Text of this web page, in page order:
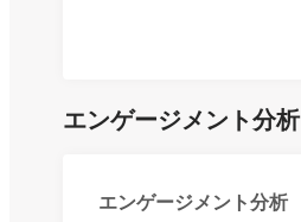
エンゲージメント分析
エンゲージメント分析